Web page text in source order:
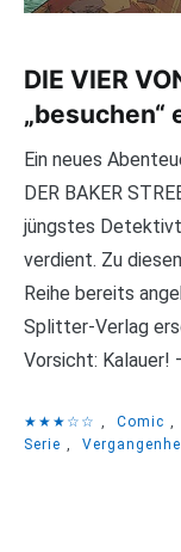
DIE VIER
„besuchen“
Ein neues
DER BAKER
jüngstes
verdient. Zu
Reihe bereits
Splitter-Verlag
Vorsicht: Kalauer!
★★★☆☆ , Comic ,
Serie ,